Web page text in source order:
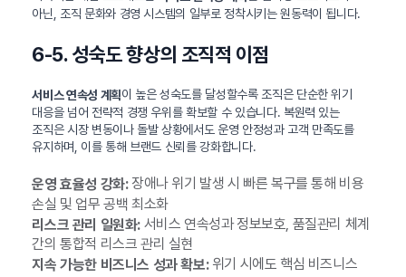
아닌, 조직 문화와 경영 시스템의 일부로 정착시키는 원동력이 됩니다.
6-5. 성숙도 향상의 조직적 이점
서비스 연속성 계획이 높은 성숙도를 달성할수록 조직은 단순한 위기
대응을 넘어 전략적 경쟁 우위를 확보할 수 있습니다. 복원력 있는
조직은 시장 변동이나 돌발 상황에서도 운영 안정성과 고객 만족도를
유지하며, 이를 통해 브랜드 신뢰를 강화합니다.
운영 효율성 강화:장애나 위기 발생 시 빠른 복구를 통해 비용
손실 및 업무 공백 최소화
리스크 관리 일원화:서비스 연속성과 정보보호, 품질관리 체계
간의 통합적 리스크 관리 실현
지속 가능한 비즈니스 성과 확보:위기 시에도 핵심 비즈니스